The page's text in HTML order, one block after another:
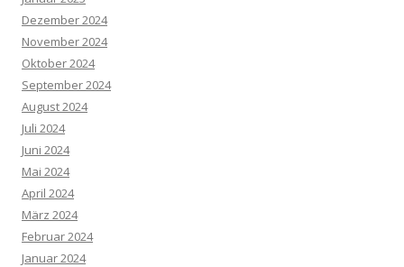
Dezember 2024
November 2024
Oktober 2024
September 2024
August 2024
Juli 2024
Juni 2024
Mai 2024
April 2024
März 2024
Februar 2024
Januar 2024